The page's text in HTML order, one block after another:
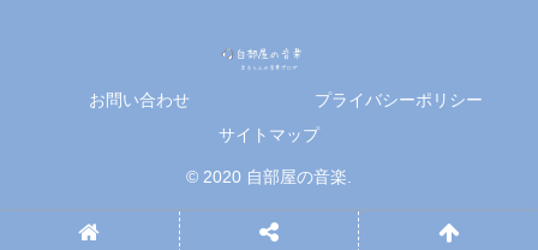
お問い合わせ
プライバシーポリシー
サイトマップ
© 2020 自部屋の音楽.